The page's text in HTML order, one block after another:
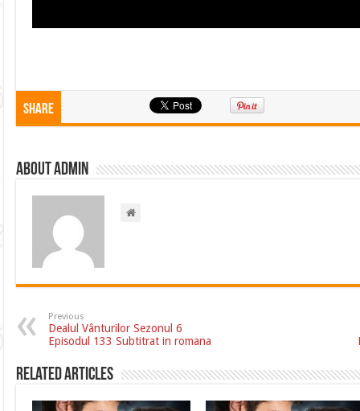
Share
About admin
Previous
Dealul Vânturilor Sezonul 6
Episodul 133 Subtitrat in romana
Related Articles